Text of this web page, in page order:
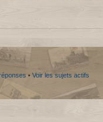
• Voir les sujets actifs